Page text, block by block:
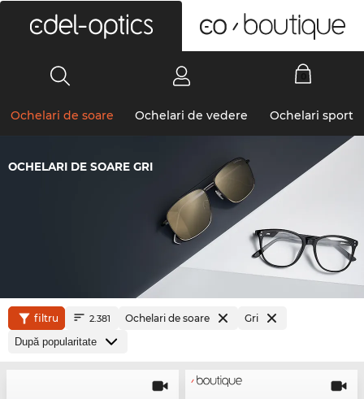
Ochelari de soare Ochelari de vedere Ochelari sport
OCHELARI DE SOARE GRI
filtru 2.381 Ochelari de soare Gri